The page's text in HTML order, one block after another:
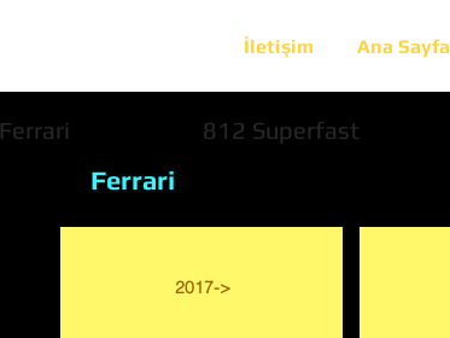
İletişim Ana Sayfa
Ferrari 812 Superfast
Ferrari
2017->